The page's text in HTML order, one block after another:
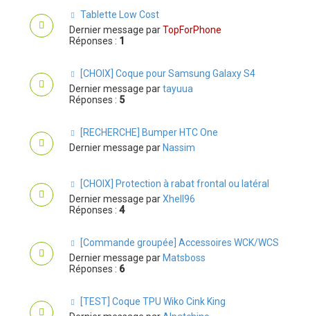
Tablette Low Cost
Dernier message parTopForPhone
Réponses : 1
[CHOIX] Coque pour Samsung Galaxy S4
Dernier message partayuua
Réponses : 5
[RECHERCHE] Bumper HTC One
Dernier message par Nassim
[CHOIX] Protection à rabat frontal ou latéral
Dernier message parXhell96
Réponses : 4
[Commande groupée] Accessoires WCK/WCS
Dernier message par Matsboss
Réponses : 6
[TEST] Coque TPU Wiko Cink King